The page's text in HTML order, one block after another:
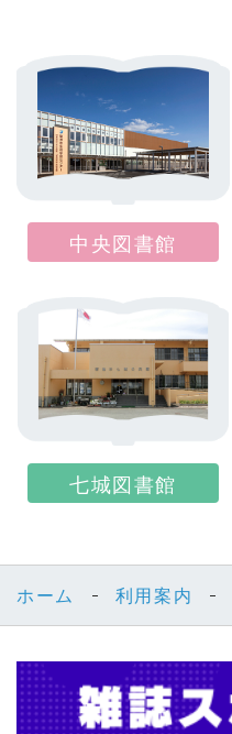
中央図書館
七城図書館
ホーム 利用案内